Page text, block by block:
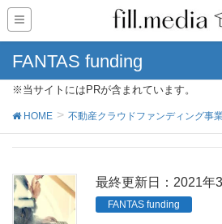
FANTAS funding
※当サイトにはPRが含まれています。
HOME 不動産クラウドファンディング事
最終更新日：2021年
FANTAS funding